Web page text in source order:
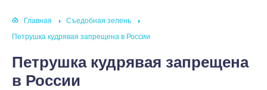
Главная
Съедобная зелень
Петрушка кудрявая запрещена в России
Петрушка кудрявая запрещена
в России